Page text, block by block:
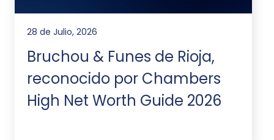
28 de Julio, 2026
Bruchou & Funes de Rioja,
reconocido por Chambers
High Net Worth Guide 2026